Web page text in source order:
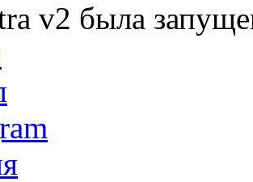
v2 была